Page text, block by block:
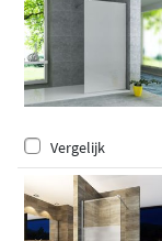
Vergelijk